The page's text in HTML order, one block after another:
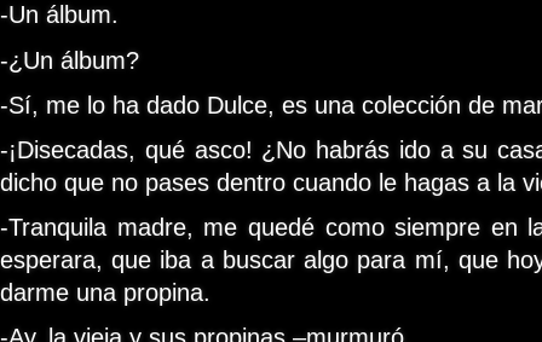
-Un álbum.
-¿Un álbum?
-Sí, me lo ha dado Dulce, es una colección de
-¡Disecadas, qué asco! ¿No habrás ido a su
dicho que no pases dentro cuando le hagas a la
-Tranquila madre, me quedé como siempre en
esperara, que iba a buscar algo para mí, que
darme una propina.